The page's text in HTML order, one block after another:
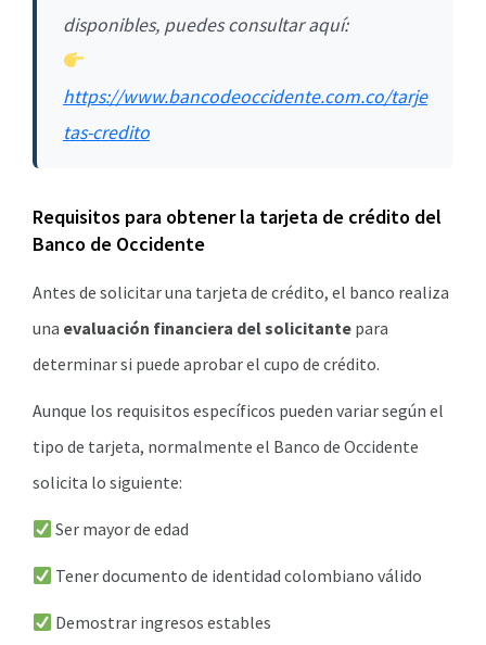
disponibles, puedes consultar aquí:
https://www.bancodeoccidente.com.co/tarje
tas-credito
Requisitos para obtener la tarjeta de crédito del
Banco de Occidente
Antes de solicitar una tarjeta de crédito, el banco realiza
una evaluación financiera del solicitante para
determinar si puede aprobar el cupo de crédito.
Aunque los requisitos específicos pueden variar según el
tipo de tarjeta, normalmente el Banco de Occidente
solicita lo siguiente:
Ser mayor de edad
Tener documento de identidad colombiano válido
Demostrar ingresos estables